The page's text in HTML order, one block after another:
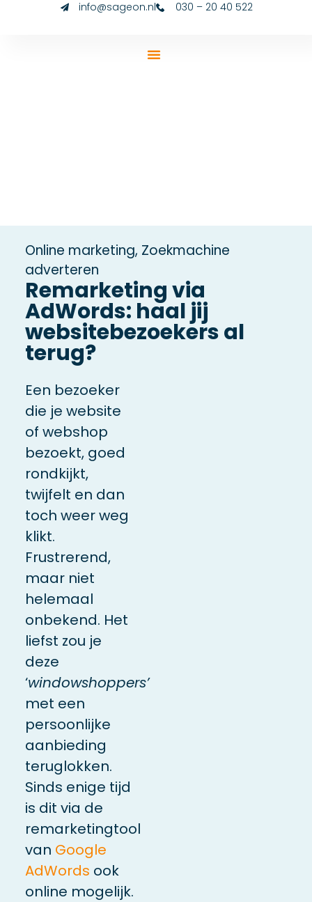
info@sageon.nl 030 – 20 40 522
Online marketing, Zoekmachine
adverteren
Remarketing via
AdWords: haal jij
websitebezoekers al
terug?
Een bezoeker
die je website
of webshop
bezoekt, goed
rondkijkt,
twijfelt en dan
toch weer weg
klikt.
Frustrerend,
maar niet
helemaal
onbekend. Het
liefst zou je
deze
‘windowshoppers’
met een
persoonlijke
aanbieding
teruglokken.
Sinds enige tijd
is dit via de
remarketingtool
van Google
AdWords ook
online mogelijk.